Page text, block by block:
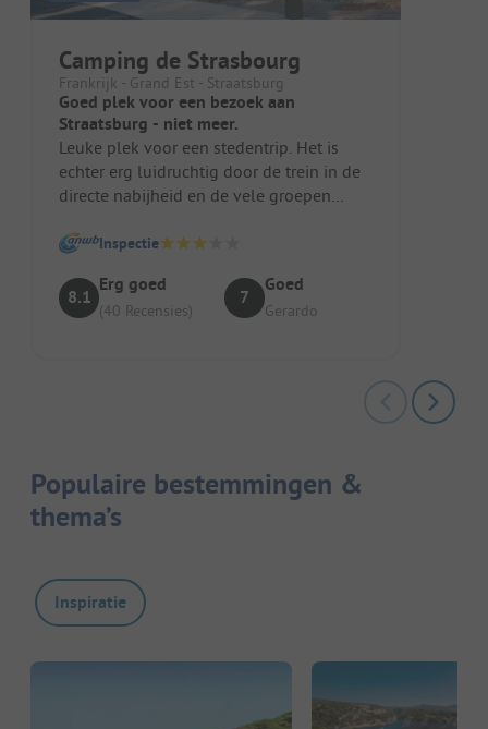
Camping de Strasbourg
Frankrijk - Grand Est - Straatsburg
Goed plek voor een bezoek aan
Straatsburg - niet meer.
Leuke plek voor een stedentrip. Het is
echter erg luidruchtig door de trein in de
directe nabijheid en de vele groepen
Inspectie
8.1
Erg goed
(40 Recensies)
7
Goed
Gerardo
Populaire bestemmingen &
thema’s
Inspiratie